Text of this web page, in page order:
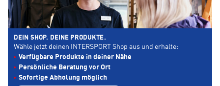
DEIN SHOP. DEINE PRODUKTE.
Wähle jetzt deinen INTERSPORT Shop aus und erhalte:
Verfügbare Produkte in deiner Nähe
Persönliche Beratung vor Ort
Sofortige Abholung möglich